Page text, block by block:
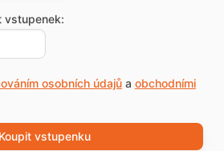
vstupenek:
osobních údajůa obchodními
Koupit vstupenku